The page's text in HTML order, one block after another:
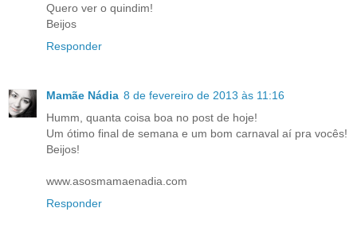
Quero ver o quindim!
Beijos
Responder
Mamãe Nádia 8 de fevereiro de 2013 às 11:16
Humm, quanta coisa boa no post de hoje!
Um ótimo final de semana e um bom carnaval aí pra vocês!
Beijos!
www.asosmamaenadia.com
Responder